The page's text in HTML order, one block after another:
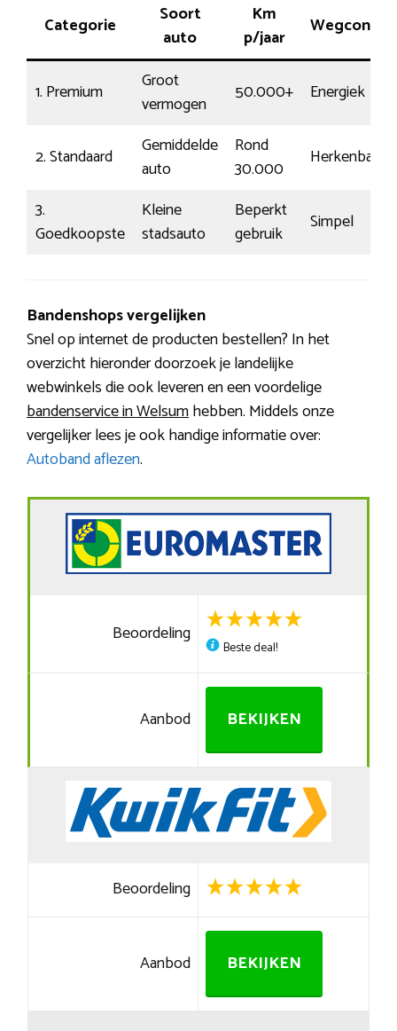
Categorie
Soort
auto
Km
p/jaar
1. Premium
Groot
vermogen
50.000+ Energiek
2. Standaard
Gemiddelde
auto
Rond
30.000
Herkenbaar
3.
Goedkoopste
Kleine
stadsauto
Beperkt
gebruik
Simpel
Bandenshops vergelijken
Snel op internet de producten bestellen? In het
overzicht hieronder doorzoek je landelijke
webwinkels die ook leveren en een voordelige
bandenservice in Welsumhebben. Middels onze
vergelijker lees je ook handige informatie over:
Autoband aflezen.
Beoordeling
Beste deal!
Aanbod BEKIJKEN
Beoordeling
Aanbod BEKIJKEN